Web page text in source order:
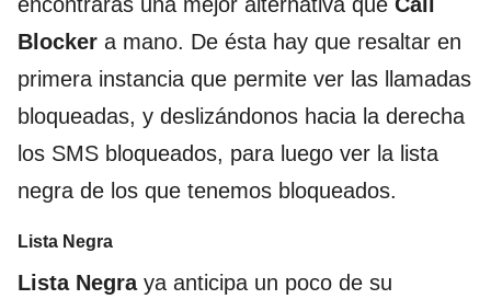
Blocker a mano. De ésta hay que resaltar en
primera instancia que permite ver las llamadas
bloqueadas, y deslizándonos hacia la derecha
los SMS bloqueados, para luego ver la lista
negra de los que tenemos bloqueados.
Lista Negra
Lista Negraya anticipa un poco de su